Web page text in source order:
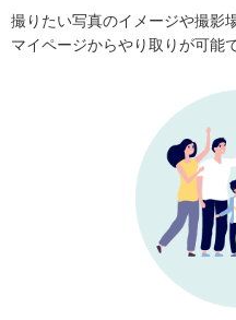
撮りたい写真のイメージや撮影
マイページからやり取りが可能で